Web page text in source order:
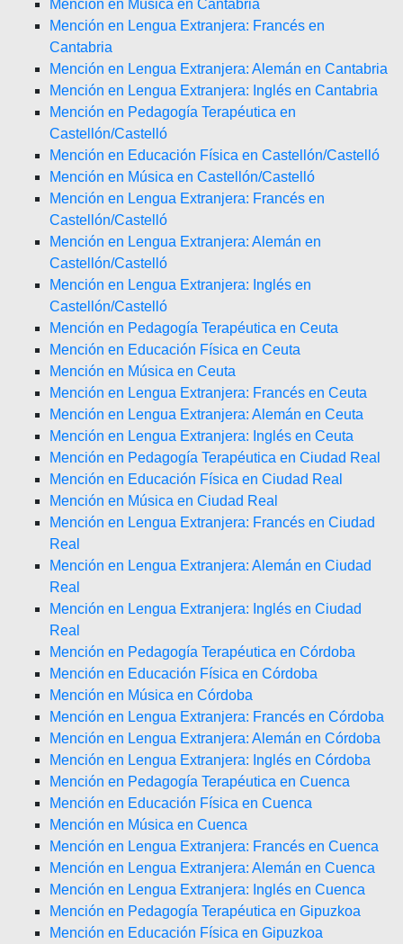
Mención en Música en Cantabria
Mención en Lengua Extranjera: Francés en
Cantabria
Mención en Lengua Extranjera: Alemán en Cantabria
Mención en Lengua Extranjera: Inglés en Cantabria
Mención en Pedagogía Terapéutica en
Castellón/Castelló
Mención en Educación Física en Castellón/Castelló
Mención en Música en Castellón/Castelló
Mención en Lengua Extranjera: Francés en
Castellón/Castelló
Mención en Lengua Extranjera: Alemán en
Castellón/Castelló
Mención en Lengua Extranjera: Inglés en
Castellón/Castelló
Mención en Pedagogía Terapéutica en Ceuta
Mención en Educación Física en Ceuta
Mención en Música en Ceuta
Mención en Lengua Extranjera: Francés en Ceuta
Mención en Lengua Extranjera: Alemán en Ceuta
Mención en Lengua Extranjera: Inglés en Ceuta
Mención en Pedagogía Terapéutica en Ciudad Real
Mención en Educación Física en Ciudad Real
Mención en Música en Ciudad Real
Mención en Lengua Extranjera: Francés en Ciudad
Real
Mención en Lengua Extranjera: Alemán en Ciudad
Real
Mención en Lengua Extranjera: Inglés en Ciudad
Real
Mención en Pedagogía Terapéutica en Córdoba
Mención en Educación Física en Córdoba
Mención en Música en Córdoba
Mención en Lengua Extranjera: Francés en Córdoba
Mención en Lengua Extranjera: Alemán en Córdoba
Mención en Lengua Extranjera: Inglés en Córdoba
Mención en Pedagogía Terapéutica en Cuenca
Mención en Educación Física en Cuenca
Mención en Música en Cuenca
Mención en Lengua Extranjera: Francés en Cuenca
Mención en Lengua Extranjera: Alemán en Cuenca
Mención en Lengua Extranjera: Inglés en Cuenca
Mención en Pedagogía Terapéutica en Gipuzkoa
Mención en Educación Física en Gipuzkoa